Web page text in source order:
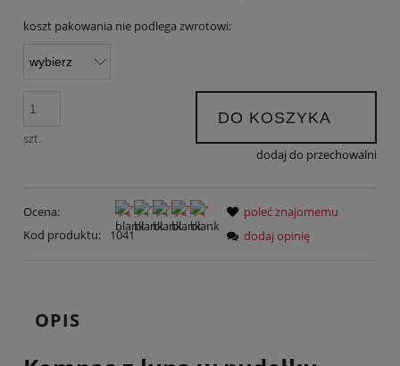
koszt pakowania nie podlega zwrotowi:
szt.
DO KOSZYKA
dodaj do przechowalni
Ocena:
Kod produktu:
1041
poleć znajomemu
dodaj opinię
OPIS